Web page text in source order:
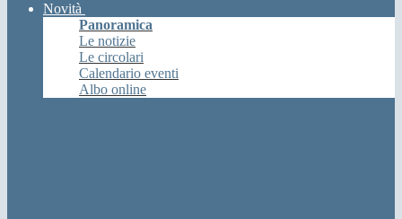
Novità
Panoramica
Le notizie
Le circolari
Calendario eventi
Albo online